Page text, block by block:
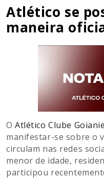
Atlético se
maneira
OAtlético Clube
manifestar-se sobre o
circulam nas redes
menor de idade,
participou